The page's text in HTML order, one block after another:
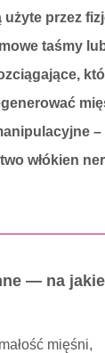
użyte przez
taśmy
włókien
— na
mięśni,